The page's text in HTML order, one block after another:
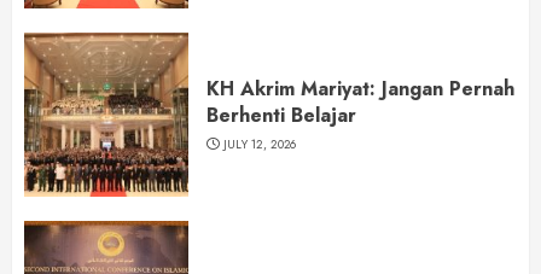
KH Akrim Mariyat: Jangan Pernah
Berhenti Belajar
JULY 12, 2026